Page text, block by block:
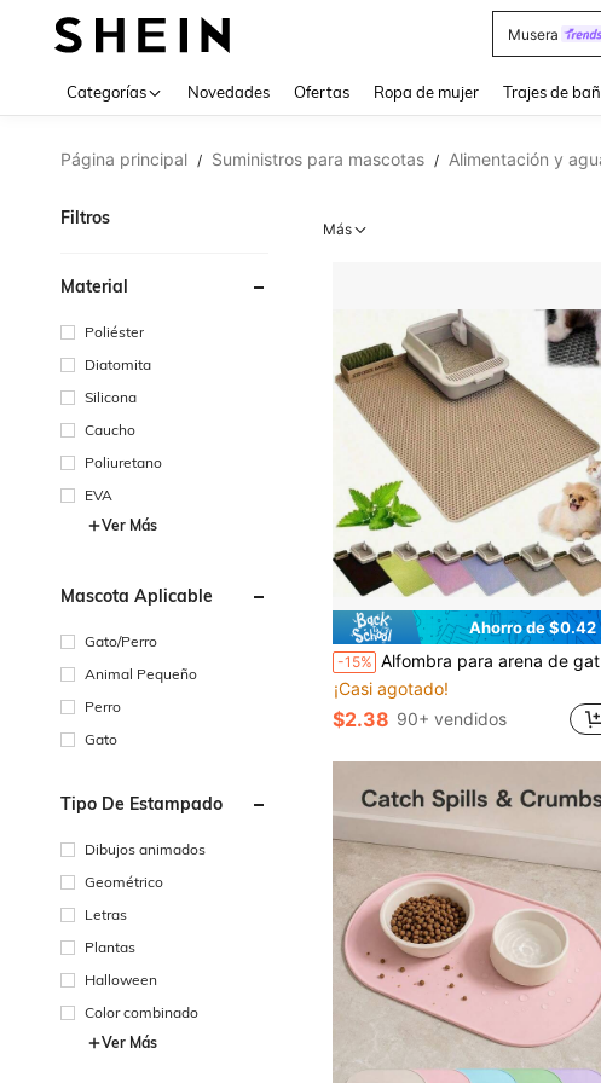
Vestidos
Categorías Novedades Ofertas Ropa de mujer Trajes de
Página principal / Suministros para mascotas / Alimentación y
Filtros
Material
Poliéster
Diatomita
Silicona
Caucho
Poliuretano
EVA
Ver Más
Mascota Aplicable
Gato/Perro
Animal Pequeño
Perro
Gato
Tipo De Estampado
Dibujos animados
Geométrico
Letras
Plantas
Halloween
Color combinado
Ver Más
Más
Ahorro de $0.42
-15% Alfombra para arena de gato de material EVA - Diseño efectivo anti-rastreo y de filtrado de arena para mantener limpia el área de la caja de arena, suministros de limpieza para mascotas
¡Casi agotado!
$2.38 90+ vendidos